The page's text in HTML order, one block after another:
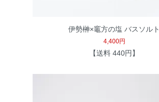
伊勢榊×竈方の塩 バスソルト
4,400円
【送料 440円】